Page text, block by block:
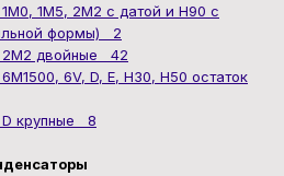
1М5, 2М2 с датой и Н90 с
формы) 2
2М2 двойные 42
6V, D, E, H30, H50 остаток
крупные 8